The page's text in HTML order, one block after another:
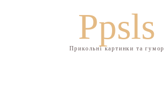
Ppsls
Прикольні картинки та гумор